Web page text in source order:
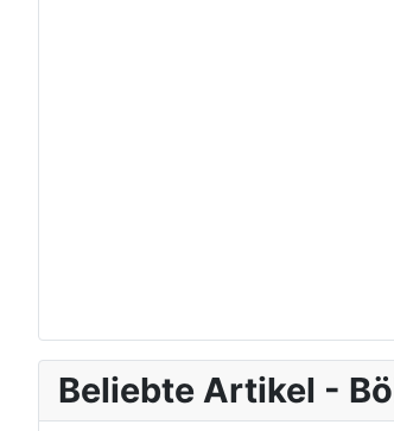
Beliebte Artikel -